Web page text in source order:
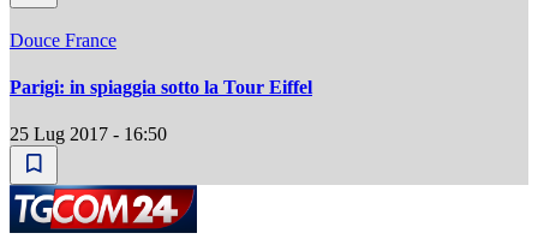
Douce France
Parigi: in spiaggia sotto la Tour Eiffel
25 Lug 2017 - 16:50